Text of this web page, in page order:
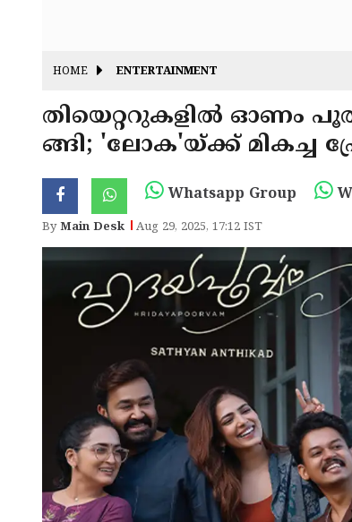
HOME ENTERTAINMENT
തിയെറ്ററുകളിൽ ഓണം
ങ്ങി; 'ലോക'യ്ക്ക് മികച്ച
Whatsapp Group
ByMain Desk Aug 29, 2025, 17:12 IST